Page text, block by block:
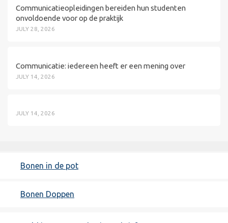
Communicatieopleidingen bereiden hun studenten
onvoldoende voor op de praktijk
JULY 28, 2026
Communicatie: iedereen heeft er een mening over
JULY 14, 2026
JULY 14, 2026
Bonen in de pot
Bonen Doppen